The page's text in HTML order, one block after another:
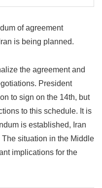
of agreement
is being planned.
the agreement and
President
to sign on the 14th, but
to this schedule. It is
is established, Iran
situation in the Middle
implications for the